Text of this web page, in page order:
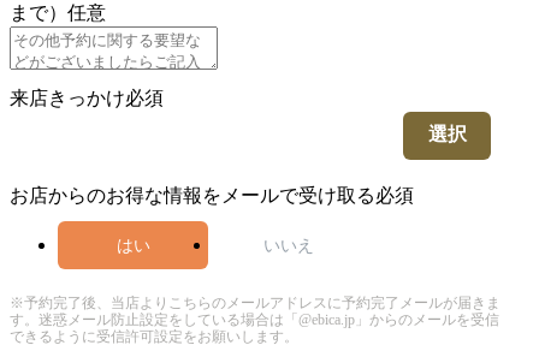
まで） 任意
来店きっかけ必須
選択
お店からのお得な情報をメールで受け取る必須
はい いいえ
※予約完了後、当店よりこちらのメールアドレスに予約完了メールが届きま
す。迷惑メール防止設定をしている場合は「@ebica.jp」からのメールを受信
できるように受信許可設定をお願いします。